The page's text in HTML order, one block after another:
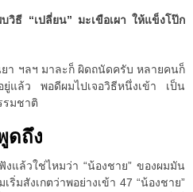
วิธี “เปลี่ยน” มะเขือเผา ให้แข็งโป๊ก
า ฯลฯ มาละก็ ผิดถนัดครับ หลายคนก็
ยู่แล้ว พอดีผมไปเจอวิธีหนึ่งเข้า เป็น
รมชาติ
ดถึง
แล้วใช่ไหมว่า “น้องชาย” ของผมมัน
ริ่มสังเกตว่าพอย่างเข้า 47 “น้องชาย”